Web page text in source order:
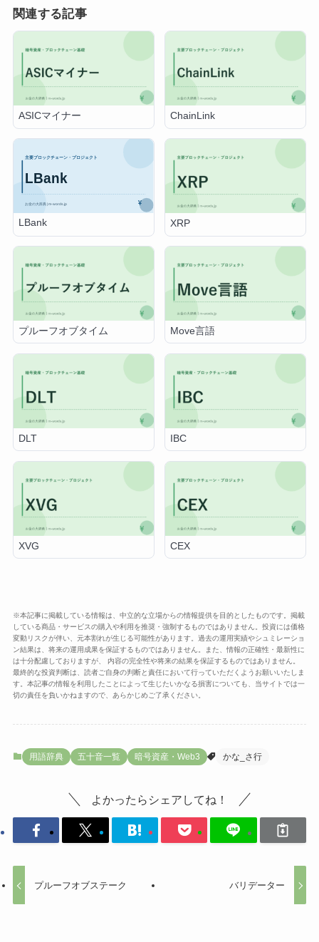
関連する記事
ASICマイナー ChainLink
LBank XRP
プルーフオブタイム Move言語
DLT IBC
XVG CEX
※本記事に掲載している情報は、中立的な立場からの情報提供を目的としたものです。掲載
している商品・サービスの購入や利用を推奨・強制するものではありません。投資には価格
変動リスクが伴い、元本割れが生じる可能性があります。過去の運用実績やシュミレーショ
ン結果は、将来の運用成果を保証するものではありません。また、情報の正確性・最新性に
は十分配慮しておりますが、 内容の完全性や将来の結果を保証するものではありません。
最終的な投資判断は、読者ご自身の判断と責任において行っていただくようお願いいたしま
す。本記事の情報を利用したことによって生じたいかなる損害についても、当サイトでは一
切の責任を負いかねますので、あらかじめご了承ください。
用語辞典 五十音一覧 暗号資産・Web3 かな_さ行
よかったらシェアしてね！
プルーフオブステーク バリデーター